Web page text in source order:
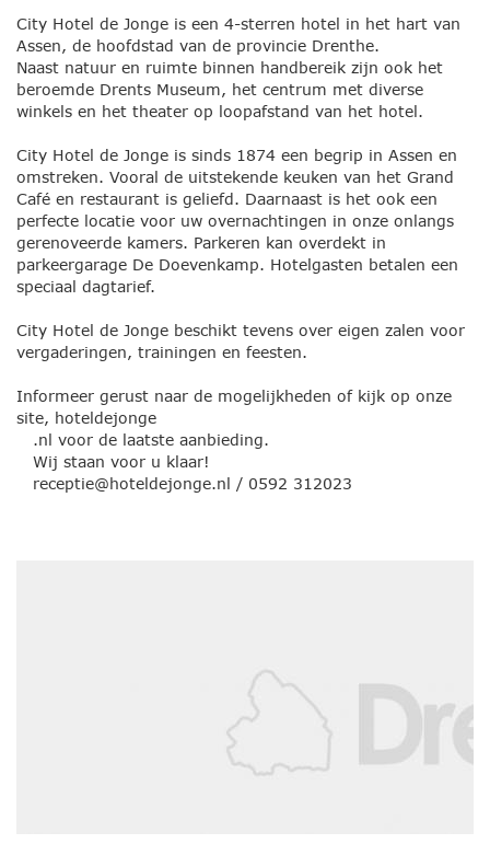
City Hotel de Jonge is een 4-sterren hotel in het hart van
Assen, de hoofdstad van de provincie Drenthe.
Naast natuur en ruimte binnen handbereik zijn ook het
beroemde Drents Museum, het centrum met diverse
winkels en het theater op loopafstand van het hotel.
City Hotel de Jonge is sinds 1874 een begrip in Assen en
omstreken. Vooral de uitstekende keuken van het Grand
Café en restaurant is geliefd. Daarnaast is het ook een
perfecte locatie voor uw overnachtingen in onze onlangs
gerenoveerde kamers. Parkeren kan overdekt in
parkeergarage De Doevenkamp. Hotelgasten betalen een
speciaal dagtarief.
City Hotel de Jonge beschikt tevens over eigen zalen voor
vergaderingen, trainingen en feesten.
Informeer gerust naar de mogelijkheden of kijk op onze
site, hoteldejonge
.nl voor de laatste aanbieding.
Wij staan voor u klaar!
receptie@hoteldejonge.nl / 0592 312023